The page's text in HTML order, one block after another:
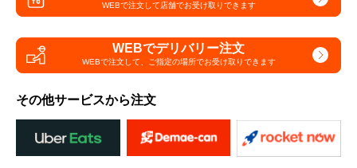
WEBで注文して店舗でお受け取りできます
WEBでデリバリー注文
WEBで注文して、 ご指定の場所でお受け取りできます
その他サービスから注文